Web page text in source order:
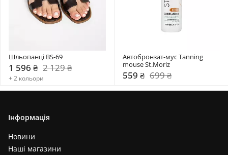
Шльопанці BS-69
1 596 ₴ 2 129 ₴
+ 2 кольори
Автобронзат-муc Tanning
mouse St.Moriz
559 ₴ 699 ₴
Інформація
Новини
Наші магазини